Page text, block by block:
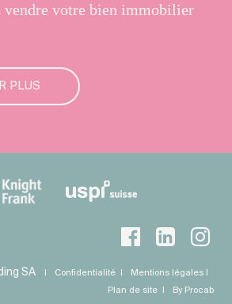
vendre votre bien immobilier
PLUS
SA Confidentialité
Mentions légales
Plan de site
By Procab